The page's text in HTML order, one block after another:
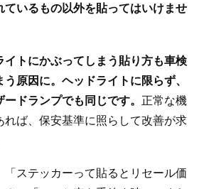
ているもの以外を貼ってはいけませ
イトにかぶってしまう貼り方も車検
原因に。ヘッドライトに限らず、
ドランプでも同じです。 正常な機
れば、保安基準に照らして改善が求
「ステッカーって貼るとリセール価